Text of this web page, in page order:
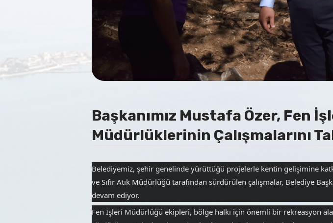
Başkanımız Mustafa Özer, Fen
Müdürlüklerinin Çalışmalarını
Belediyemiz, şehir genelinde yürüttüğü projelerle kentin gelişimine
ve Sıfır Atık Müdürlüğü tarafından sürdürülen çalışmalar, Belediye
devam ediyor.
Fen İşleri Müdürlüğü ekipleri, bölge halkı için önemli bir rekreasyon